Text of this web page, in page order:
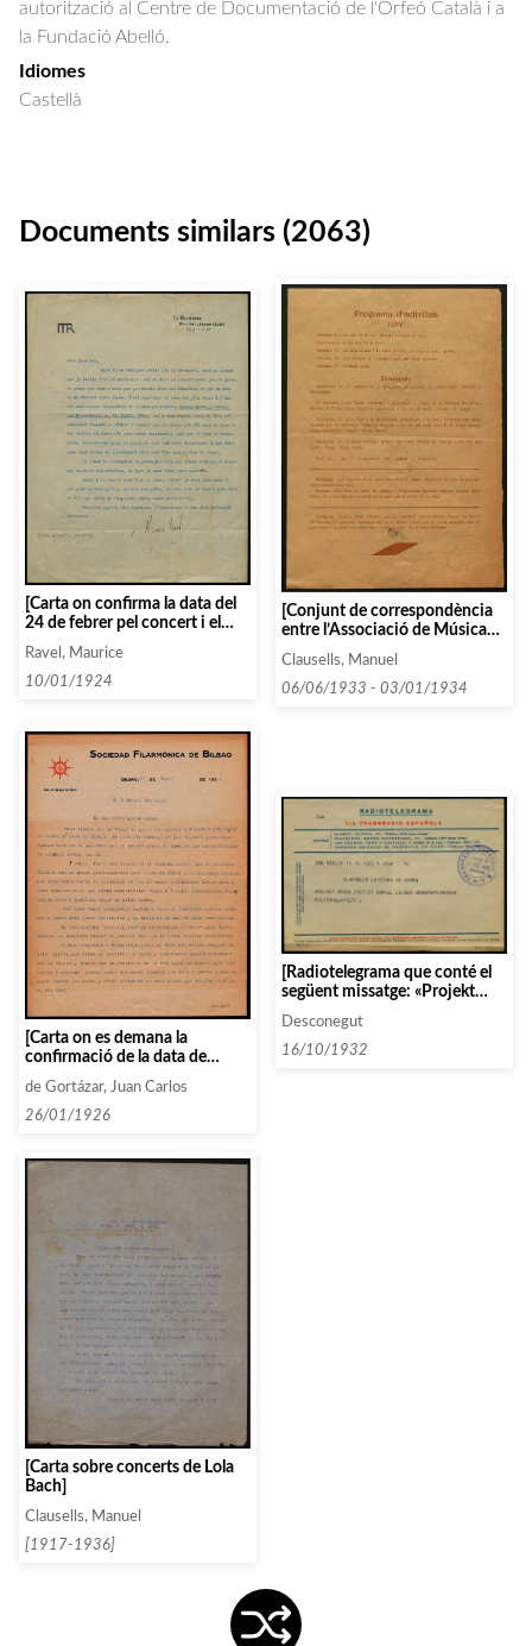
autorització al Centre de Documentació de l'Orfeó Català i a
la Fundació Abelló.
Idiomes
Castellà
Documents similars (2063)
[Carta on confirma la data del
24 de febrer pel concert i el
Mme Marcelle Gérar). També li
diu que la sonata no estarà
Ravel, Maurice
10/01/1924
[Conjunt de correspondència
entre l’Associació de Música
entitats que comencen amb la
lletra A, entre 1933 i 1934]
Clausells, Manuel
06/06/1933 - 03/01/1934
[Carta on es demana la
confirmació de la data de
l’actuació de Casals i es parla
dels concerts de la pròxima
temporada]
de Gortázar, Juan Carlos
26/01/1926
[Radiotelegrama que conté el
següent missatge: «Projekt
wegen protest Daniel leider
undurchfuehrbar
kolischquartett»]
Desconegut
16/10/1932
[Carta sobre concerts de Lola
Bach]
Clausells, Manuel
[1917-1936]